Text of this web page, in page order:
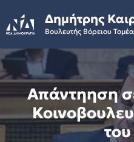
to
content
Δημήτρης
Βουλευτής Βόρειου
Απάντηηση